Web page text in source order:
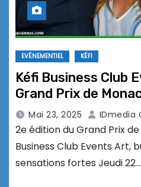
EVÉNEMENTIEL KÉFI
Kéfi Business Club
Grand Prix de
Mai 23, 2025 IDmedia
2e édition du Grand Prix
Business Club Events Art,
sensations fortes Jeudi 22…